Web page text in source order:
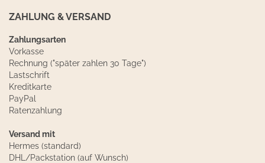
ZAHLUNG & VERSAND
Zahlungsarten
Vorkasse
Rechnung ("später zahlen 30 Tage")
Lastschrift
Kreditkarte
PayPal
Ratenzahlung
Versand mit
Hermes (standard)
DHL/Packstation (auf Wunsch)